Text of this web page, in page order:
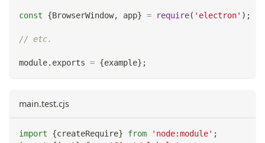
const {BrowserWindow, app} = require( 'electron' ) ;
// etc.
module. exports = {example} ;
main.test.cjs
import {createRequire} from 'node:module' ;